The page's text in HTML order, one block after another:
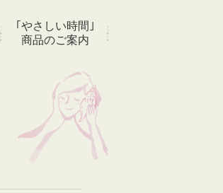
｢やさしい時間｣
商品のご案内